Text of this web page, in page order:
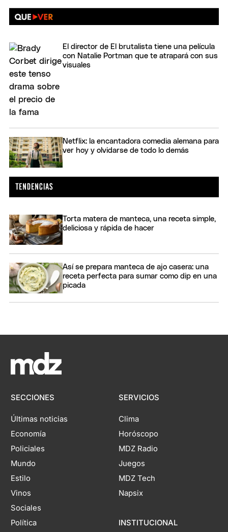
El director de El brutalista tiene una película
con Natalie Portman que te atrapará con sus
visuales
Netflix: la encantadora comedia alemana para
ver hoy y olvidarse de todo lo demás
Torta matera de manteca, una receta simple,
deliciosa y rápida de hacer
Así se prepara manteca de ajo casera: una
receta perfecta para sumar como dip en una
picada
SECCIONES
Últimas noticias
Economía
Policiales
Mundo
Estilo
Vinos
Sociales
Política
SERVICIOS
Clima
Horóscopo
MDZ Radio
Juegos
MDZ Tech
Napsix
INSTITUCIONAL